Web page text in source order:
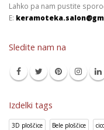
Lahko pa nam pustite
E:
Sledite nam na
Izdelki tags
3D ploščice Bele ploščice